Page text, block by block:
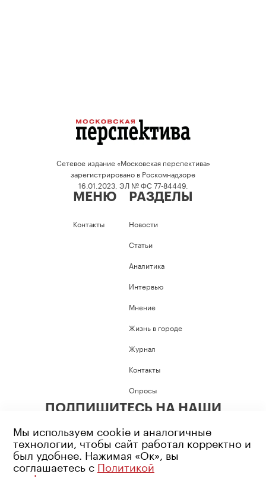
Сетевое издание «Московская перспектива»
зарегистрировано в Роскомнадзоре
16.01.2023, ЭЛ № ФС 77-84449.
МЕНЮ
Контакты
РАЗДЕЛЫ
Новости
Статьи
Аналитика
Интервью
Мнение
Жизнь в городе
Журнал
Контакты
Опросы
ПОДПИШИТЕСЬ НА НАШИ
Мы используем cookie и аналогичные
технологии, чтобы сайт работал корректно и
был удобнее. Нажимая «Ок», вы
соглашаетесь с Политикой